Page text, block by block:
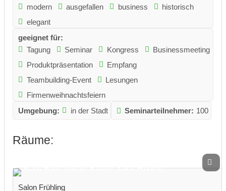
modern
ausgefallen business
historisch
elegant
geeignet für:
Tagung
Seminar Kongress
Businessmeeting
Produktpräsentation
Empfang
Teambuilding-Event
Lesungen
Firmenweihnachtsfeiern
Umgebung:
in der Stadt Seminarteilnehmer: 100
Räume:
Salon Frühling